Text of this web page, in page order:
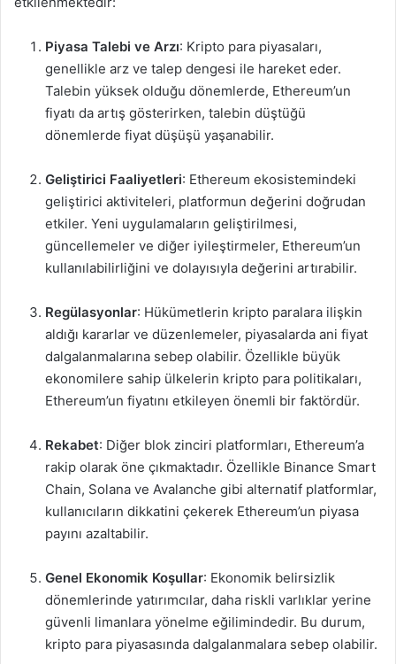
Piyasa Talebi ve Arzı: Kripto para piyasaları,
genellikle arz ve talep dengesi ile hareket eder.
Talebin yüksek olduğu dönemlerde, Ethereum’un
fiyatı da artış gösterirken, talebin düştüğü
dönemlerde fiyat düşüşü yaşanabilir.
Geliştirici Faaliyetleri: Ethereum ekosistemindeki
geliştirici aktiviteleri, platformun değerini doğrudan
etkiler. Yeni uygulamaların geliştirilmesi,
güncellemeler ve diğer iyileştirmeler, Ethereum’un
kullanılabilirliğini ve dolayısıyla değerini artırabilir.
Regülasyonlar: Hükümetlerin kripto paralara ilişkin
aldığı kararlar ve düzenlemeler, piyasalarda ani fiyat
dalgalanmalarına sebep olabilir. Özellikle büyük
ekonomilere sahip ülkelerin kripto para politikaları,
Ethereum’un fiyatını etkileyen önemli bir faktördür.
Rekabet: Diğer blok zinciri platformları, Ethereum’a
rakip olarak öne çıkmaktadır. Özellikle Binance Smart
Chain, Solana ve Avalanche gibi alternatif platformlar,
kullanıcıların dikkatini çekerek Ethereum’un piyasa
payını azaltabilir.
Genel Ekonomik Koşullar: Ekonomik belirsizlik
dönemlerinde yatırımcılar, daha riskli varlıklar yerine
güvenli limanlara yönelme eğilimindedir. Bu durum,
kripto para piyasasında dalgalanmalara sebep olabilir.